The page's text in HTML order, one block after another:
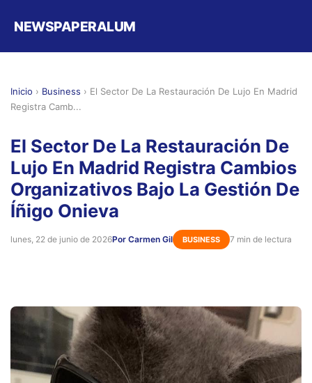
NEWSPAPERALUM
Inicio › Business › El Sector De La Restauración De Lujo En Madrid
Registra Camb...
El Sector De La Restauración De
Lujo En Madrid Registra Cambios
Organizativos Bajo La Gestión De
Íñigo Onieva
lunes, 22 de junio de 2026Por Carmen Gil BUSINESS 7 min de lectura